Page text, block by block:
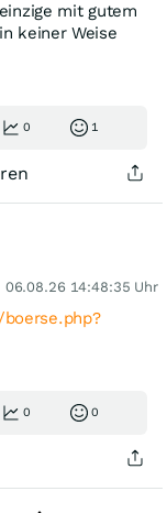
mit gutem
keiner Weise
0 1
06.08.26 14:48:35 Uhr
0 0